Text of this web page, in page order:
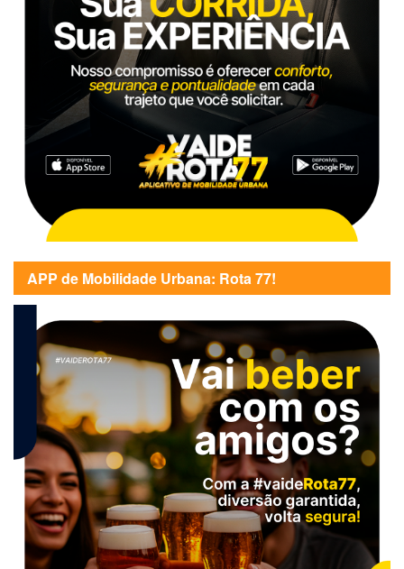
APP de Mobilidade Urbana: Rota 77!